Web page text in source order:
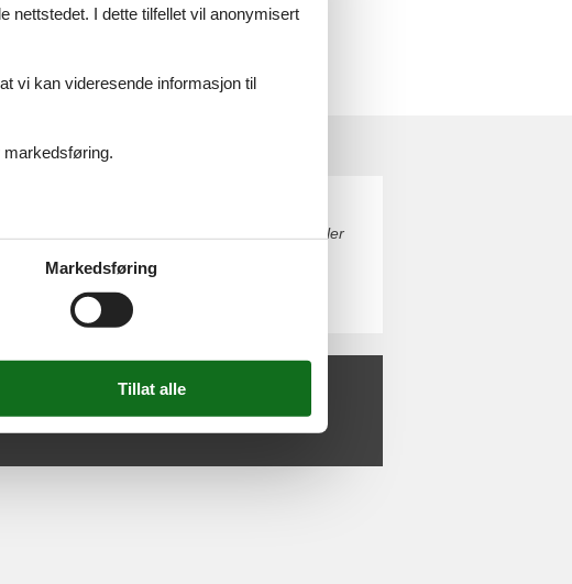
Spania. Bestill enkelt og sikkert på nettet eller
nettstedet. I dette tilfellet vil anonymisert
vi kan videresende informasjon til
Markedsføring